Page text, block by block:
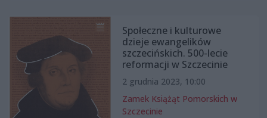
Społeczne i kulturowe
dzieje ewangelików
szczecińskich. 500-lecie
reformacji w Szczecinie
2 grudnia 2023, 10:00
Zamek Książąt Pomorskich w
Szczecinie